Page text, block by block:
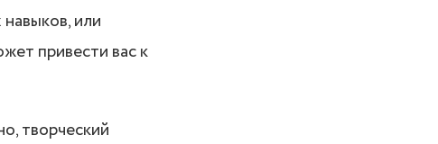
или
привести вас к
творческий